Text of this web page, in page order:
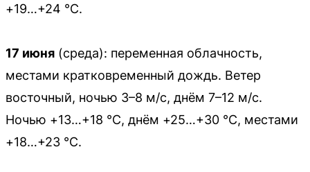
+19…+24 °С.
17 июня (среда): переменная облачность,
местами кратковременный дождь. Ветер
восточный, ночью 3–8 м/с, днём 7–12 м/с.
Ночью +13…+18 °С, днём +25…+30 °С, местами
+18…+23 °С.